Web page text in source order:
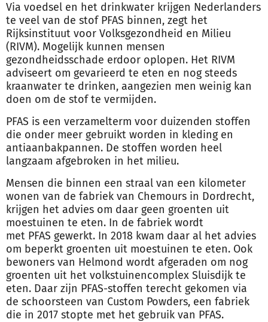
Via voedsel en het drinkwater krijgen Nederlanders
te veel van de stof PFAS binnen, zegt het
Rijksinstituut voor Volksgezondheid en Milieu
(RIVM). Mogelijk kunnen mensen
gezondheidsschade erdoor oplopen. Het RIVM
adviseert om gevarieerd te eten en nog steeds
kraanwater te drinken, aangezien men weinig kan
doen om de stof te vermijden.
PFAS is een verzamelterm voor duizenden stoffen
die onder meer gebruikt worden in kleding en
antiaanbakpannen. De stoffen worden heel
langzaam afgebroken in het milieu.
Mensen die binnen een straal van een kilometer
wonen van de fabriek van Chemours in Dordrecht,
krijgen het advies om daar geen groenten uit
moestuinen te eten. In de fabriek wordt
met PFAS gewerkt. In 2018 kwam daar al het advies
om beperkt groenten uit moestuinen te eten. Ook
bewoners van Helmond wordt afgeraden om nog
groenten uit het volkstuinencomplex Sluisdijk te
eten. Daar zijn PFAS-stoffen terecht gekomen via
de schoorsteen van Custom Powders, een fabriek
die in 2017 stopte met het gebruik van PFAS.